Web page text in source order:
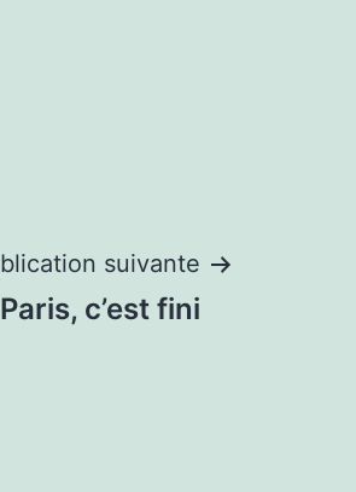
suivante
c’est fini